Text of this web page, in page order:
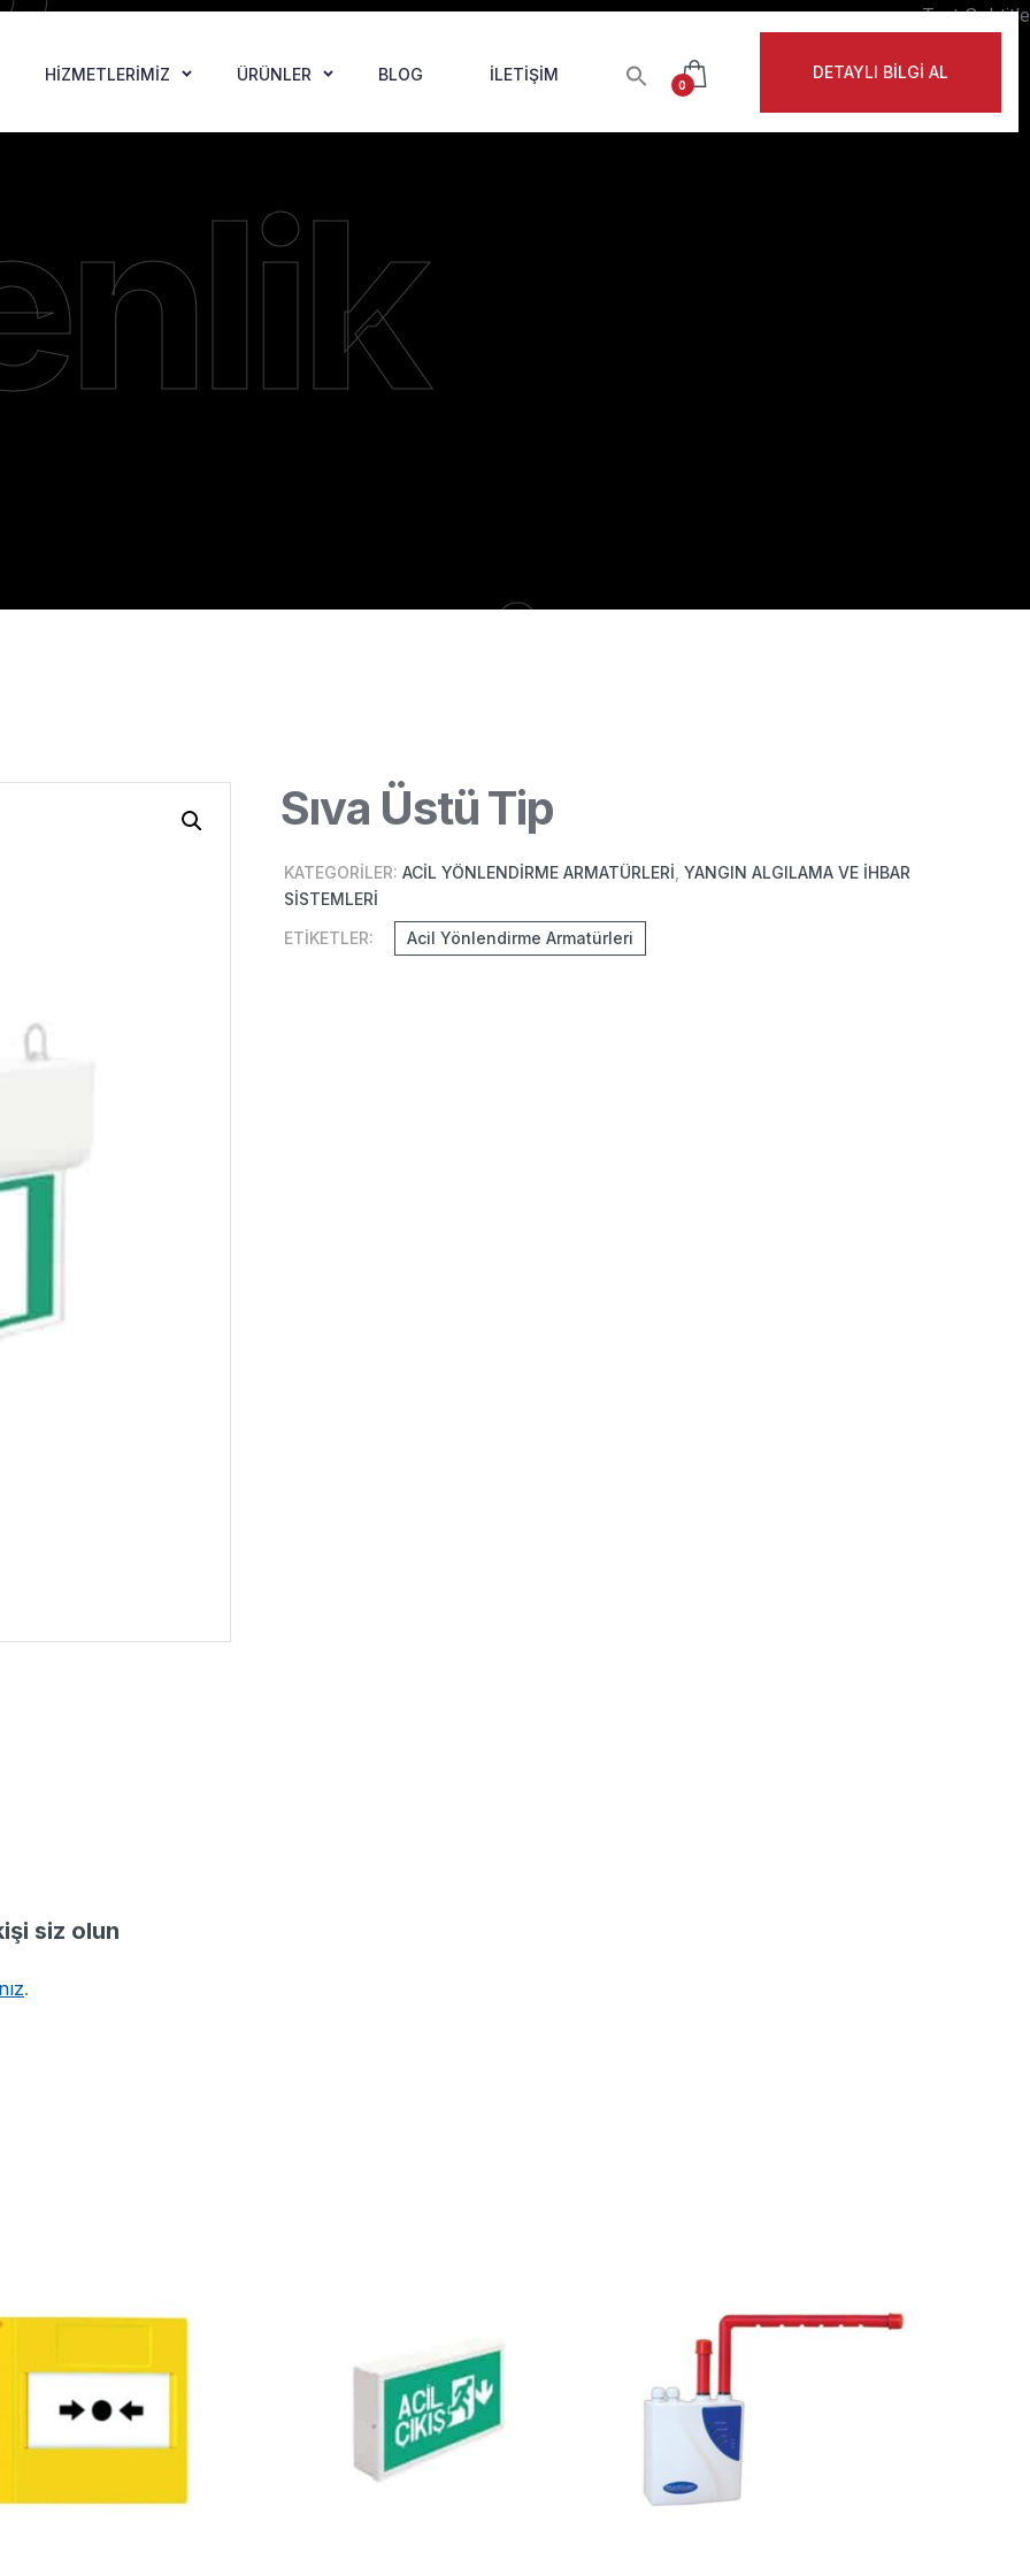
HIZMETLERIMIZ ÜRÜNLER BLOG İLETIŞIM
0
DETAYLI BİLGİ AL
Test Subtitle
Sıva Üstü Tip
KATEGORILER:ACIL YÖNLENDIRME ARMATÜRLERI ,YANGIN ALGILAMA VE İHBAR
SISTEMLERI
ETIKETLER:
Acil Yönlendirme Armatürleri
siz olun
.